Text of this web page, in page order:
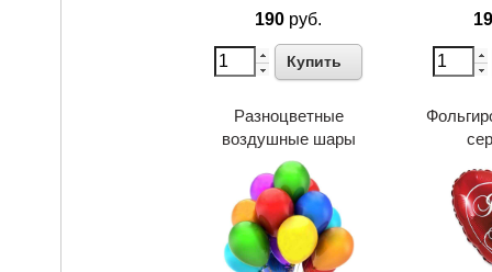
190 руб.
Купить
Разноцветные
воздушные шары